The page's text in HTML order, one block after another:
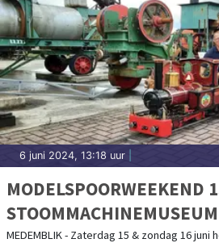
6 juni 2024, 13:18 uur
MODELSPOORWEEKEND
STOOMMACHINEMUSEUM
MEDEMBLIK - Zaterdag 15 & zondag 16 juni